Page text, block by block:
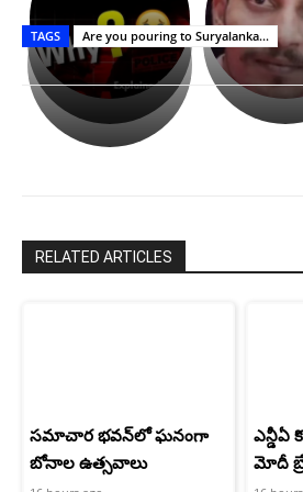
తీర్థం..తులసీదళం
లేకుండా
అసంపూర్ణం
పాన్
ఇండియా
స్టార్
హీరోయిన్‏గా
శ్రీనిధి
భర్తపై
రివెంజ్
తీర్చుకున్న
ఉపాసన..
పాపం
రామ్
TAGS Are you pouring to Suryalanka...
RELATED ARTICLES
సమాచార భవన్‌లో ఘనంగా
బోనాల ఉత్సవాలు
ఎన్డీఏ
మోదీ